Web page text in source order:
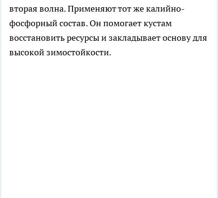
вторая волна. Применяют тот же калийно-
фосфорный состав. Он помогает кустам
восстановить ресурсы и закладывает основу для
высокой зимостойкости.